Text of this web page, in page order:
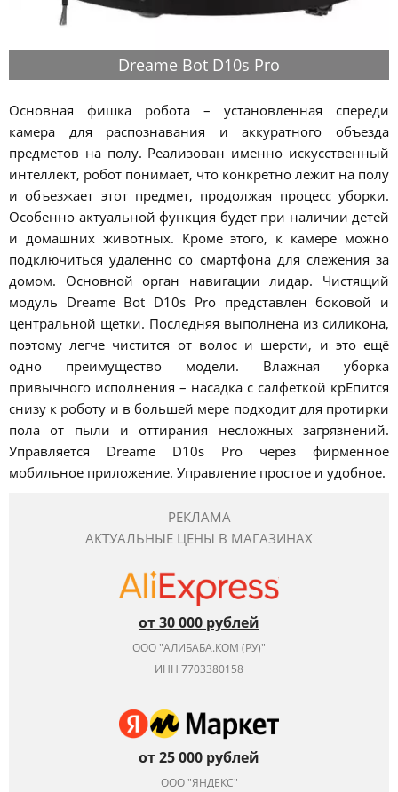
Dreame Bot D10s Pro
Основная фишка робота – установленная спереди
камера для распознавания и аккуратного объезда
предметов на полу. Реализован именно искусственный
интеллект, робот понимает, что конкретно лежит на полу
и объезжает этот предмет, продолжая процесс уборки.
Особенно актуальной функция будет при наличии детей
и домашних животных. Кроме этого, к камере можно
подключиться удаленно со смартфона для слежения за
домом. Основной орган навигации лидар. Чистящий
модуль Dreame Bot D10s Pro представлен боковой и
центральной щетки. Последняя выполнена из силикона,
поэтому легче чистится от волос и шерсти, и это ещё
одно преимущество модели. Влажная уборка
привычного исполнения – насадка с салфеткой крЕпится
снизу к роботу и в большей мере подходит для протирки
пола от пыли и оттирания несложных загрязнений.
Управляется Dreame D10s Pro через фирменное
мобильное приложение. Управление простое и удобное.
РЕКЛАМА
АКТУАЛЬНЫЕ ЦЕНЫ В МАГАЗИНАХ
от 30 000 рублей
ООО "АЛИБАБА.КОМ (РУ)"
ИНН 7703380158
от 25 000 рублей
ООО "ЯНДЕКС"